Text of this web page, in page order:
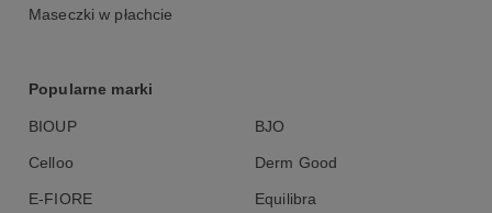
Maseczki w płachcie
Popularne marki
BIOUP BJO
Celloo Derm Good
E-FIORE Equilibra